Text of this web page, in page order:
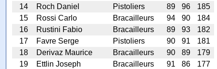
14
Roch Daniel Pistoliers 89 96
185
15
Rossi Carlo Bracailleurs 94 90
184
16
Rustini Fabio Bracailleurs 89 93
182
17
Favre Serge Pistoliers 90 91
181
18
Derivaz Maurice Bracailleurs 90 89
179
19
Ettlin Joseph Bracailleurs 91 86
177